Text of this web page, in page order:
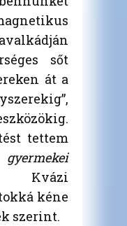
sőt
át a
tettem
Kvázi
kéne
szerint.